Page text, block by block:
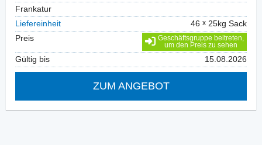
Frankatur
Liefereinheit
46
25kg Sack
Preis
Geschäftsgruppe beitreten,
um den Preis zu sehen
Gültig bis 15.08.2026
ZUM ANGEBOT